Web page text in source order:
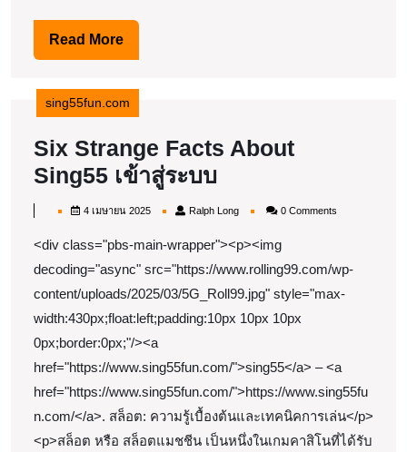
แตก
ง่าย
คา
สิ
โน
ครบ
วงจร
สมัคร
Top
94
by
Steffen
Read MoreRead
More
sing55fun.com
Six Strange Facts About
Sing55 เข้าสู่ระบบ
Strange
About
Sing55
เข้า
ระบบ
4 เมษายน 20254
2025
Ralph LongRalph
0 Comments
<div class="pbs-main-wrapper"><p><img
decoding="async" src="https://www.rolling99.com/wp-
content/uploads/2025/03/5G_Roll99.jpg" style="max-
width:430px;float:left;padding:10px 10px 10px
0px;border:0px;"/><a
href="https://www.sing55fun.com/">sing55</a> – <a
href="https://www.sing55fun.com/">https://www.sing55fu
n.com/</a>. สล็อต: ความรู้เบื้องต้นและเทคนิคการเล่น</p>
<p>สล็อต หรือ สล็อตแมชชีน เป็นหนึ่งในเกมคาสิโนที่ได้รับ